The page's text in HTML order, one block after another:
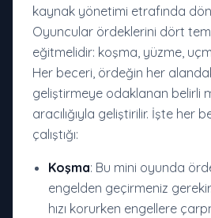
kaynak yönetimi etrafında
Oyuncular ördeklerini dört
eğitmelidir: koşma, yüzme,
Her beceri, ördeğin her
geliştirmeye odaklanan belirli
aracılığıyla geliştirilir. İşte her
çalıştığı:
Koşma: Bu mini oyunda
engelden geçirmeniz
hızı korurken engellere